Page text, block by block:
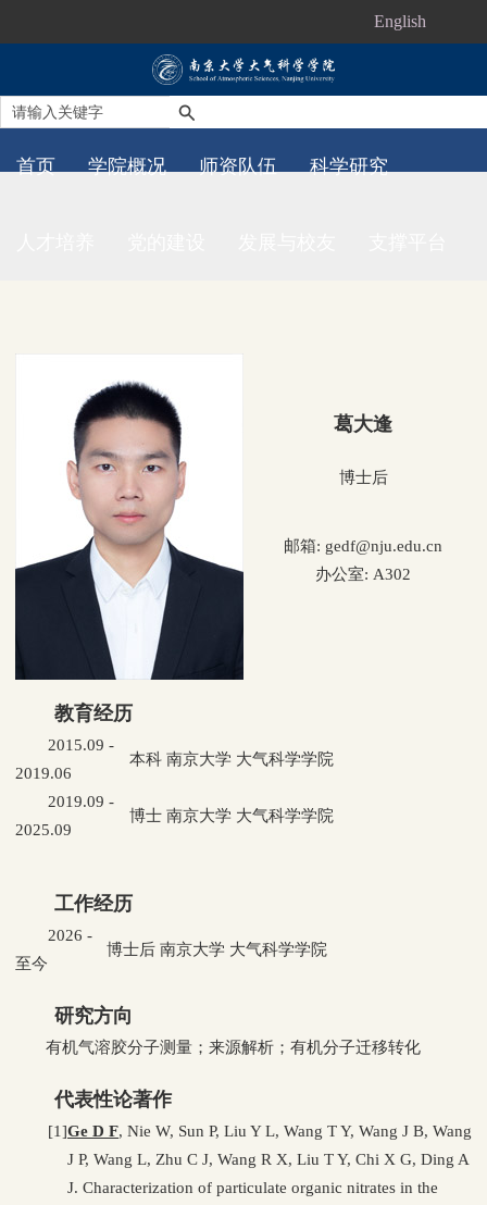
English
首页 学院概况 师资队伍 科学研究
葛大逢
博士后
邮箱: gedf@nju.edu.cn
办公室: A302
教育经历
2015.09 -
2019.06
本科 南京大学 大气科学学院
2019.09 -
2025.09
博士 南京大学 大气科学学院
工作经历
2026 -
至今
博士后 南京大学 大气科学学院
研究方向
有机气溶胶分子测量；来源解析；有机分子迁移转化
代表性论著作
[1]Ge D F, Nie W, Sun P, Liu Y L, Wang T Y, Wang J B, Wang
J P, Wang L, Zhu C J, Wang R X, Liu T Y, Chi X G, Ding A
J. Characterization of particulate organic nitrates in the